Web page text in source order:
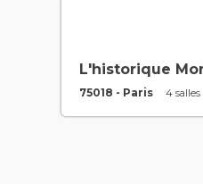
L'historique
75018 - Paris 4 salles